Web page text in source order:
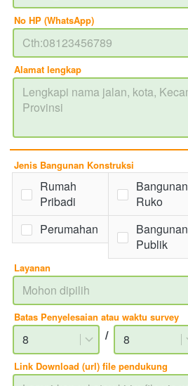
No HP (WhatsApp)
Alamat lengkap
Jenis Bangunan Konstruksi
Rumah
Pribadi
Bangunan
Ruko
Perumahan
Bangunan
Publik
Layanan
Mohon dipilih
Batas Penyelesaian atau waktu survey
8 / 8
Link Download (url) file pendukung